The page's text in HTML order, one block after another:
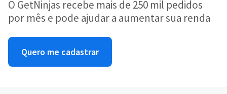
O GetNinjas recebe mais de 250 mil pedidos
por mês e pode ajudar a aumentar sua renda
Quero me cadastrar